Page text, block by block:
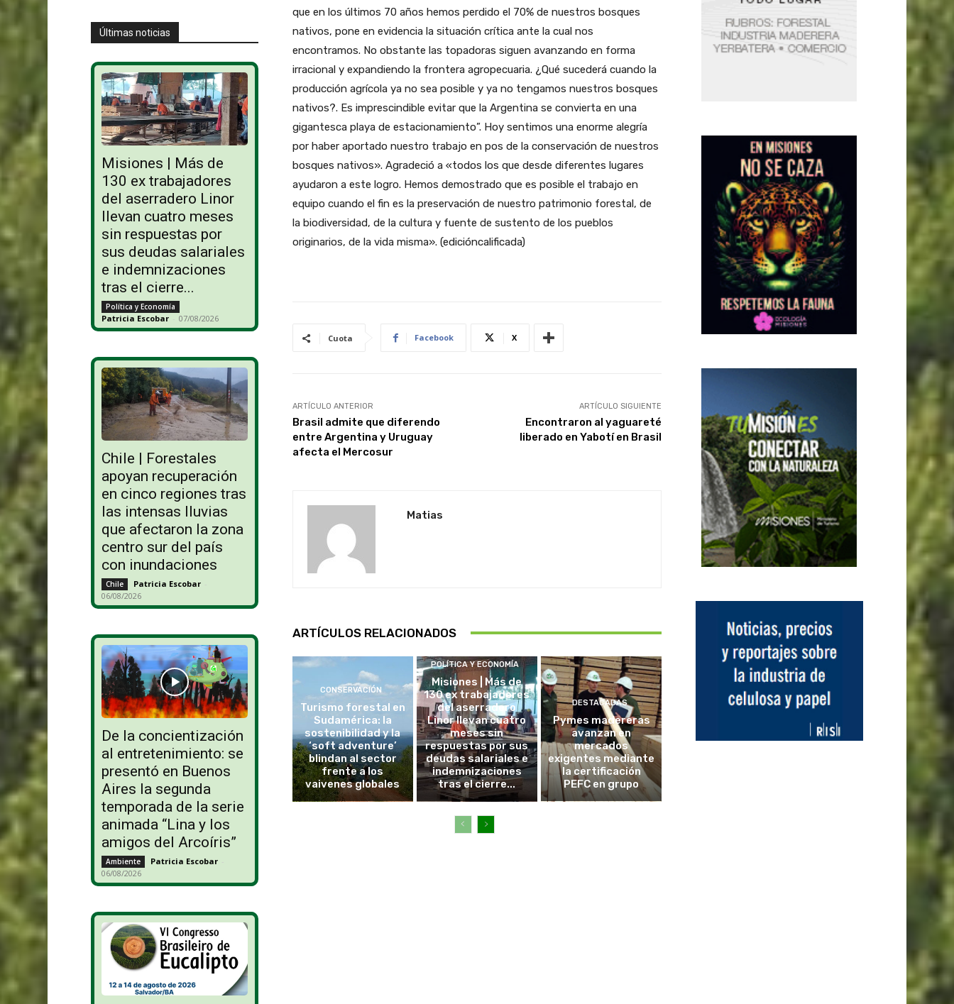
Últimas noticias
Misiones | Más de
130 ex trabajadores
del aserradero Linor
llevan cuatro meses
sin respuestas por
sus deudas salariales
e indemnizaciones
tras el cierre...
Política y Economía
Patricia Escobar - 07/08/2026
Chile | Forestales
apoyan recuperación
en cinco regiones tras
las intensas lluvias
que afectaron la zona
centro sur del país
con inundaciones
Chile Patricia Escobar -
06/08/2026
De la concientización
al entretenimiento: se
presentó en Buenos
Aires la segunda
temporada de la serie
animada “Lina y los
amigos del Arcoíris”
Ambiente Patricia Escobar -
06/08/2026
que en los últimos 70 años hemos perdido el 70% de nuestros bosques
nativos, pone en evidencia la situación crítica ante la cual nos
encontramos. No obstante las topadoras siguen avanzando en forma
irracional y expandiendo la frontera agropecuaria. ¿Qué sucederá cuando la
producción agrícola ya no sea posible y ya no tengamos nuestros bosques
nativos?. Es imprescindible evitar que la Argentina se convierta en una
gigantesca playa de estacionamiento”. Hoy sentimos una enorme alegría
por haber aportado nuestro trabajo en pos de la conservación de nuestros
bosques nativos». Agradeció a «todos los que desde diferentes lugares
ayudaron a este logro. Hemos demostrado que es posible el trabajo en
equipo cuando el fin es la preservación de nuestro patrimonio forestal, de
la biodiversidad, de la cultura y fuente de sustento de los pueblos
originarios, de la vida misma». (edicióncalificada)
Cuota Facebook X
ARTÍCULO ANTERIOR
Brasil admite que diferendo
entre Argentina y Uruguay
afecta el Mercosur
ARTÍCULO SIGUIENTE
Encontraron al yaguareté
liberado en Yabotí en Brasil
Matias
ARTÍCULOS RELACIONADOS
CONSERVACIÓN
Turismo forestal en
Sudamérica: la
sostenibilidad y la
‘soft adventure’
blindan al sector
frente a los
vaivenes globales
POLÍTICA Y ECONOMÍA
Misiones | Más de
130 ex trabajadores
del aserradero
Linor llevan cuatro
meses sin
respuestas por sus
deudas salariales e
indemnizaciones
tras el cierre...
DESTACADAS
Pymes madereras
avanzan en
mercados
exigentes mediante
la certificación
PEFC en grupo